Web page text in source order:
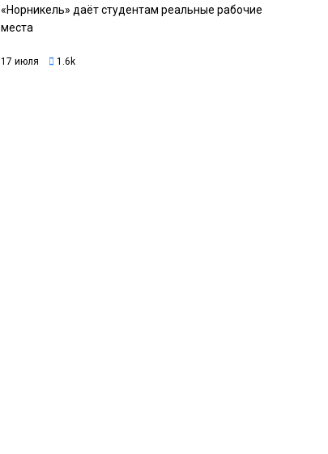
«Норникель» даёт студентам реальные рабочие
места
17 июля 1.6k